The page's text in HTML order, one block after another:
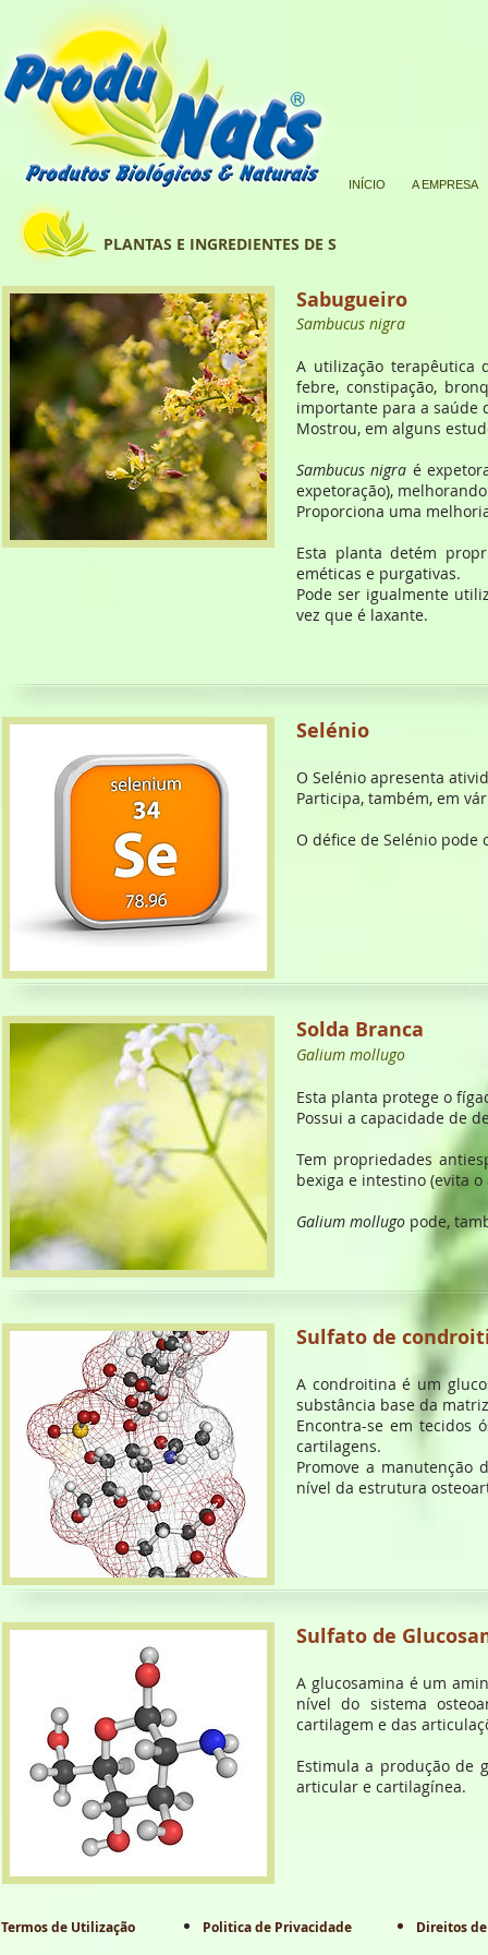
PLANTAS E INGREDIENTES DE S
INÍCIO A EMPRESA
Sabugueiro
Sambucus nigra
A utilização terapêutica
febre, constipação,
importante para a saúde
Mostrou, em alguns
Sambucus nigra é
expetoração),
Proporciona uma
Esta planta detém
eméticas e purgativas.
Pode ser igualmente
vez que é laxante.
Selénio
O Selénio apresenta
Participa, também, em
O défice de Selénio pode
Solda Branca
Galium mollugo
Esta planta protege o
Possui a capacidade de
Tem propriedades
bexiga e intestino (evita
Galium mollugo pode,
Sulfato de
A condroitina é um
substância base da
Encontra-se em tecidos
cartilagens.
Promove a manutenção
nível da estrutura
Sulfato de
A glucosamina é um
nível do sistema
cartilagem e das
Estimula a produção de
articular e cartilagínea.
Termos de Utilização Politica de Privacidade Direitos